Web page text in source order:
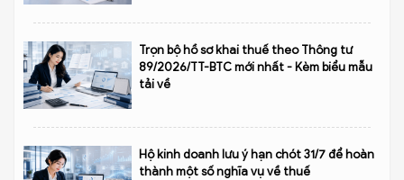
Trọn bộ hồ sơ khai thuế theo Thông tư
89/2026/TT-BTC mới nhất - Kèm biểu mẫu
tải về
Hộ kinh doanh lưu ý hạn chót 31/7 để hoàn
thành một số nghĩa vụ về thuế